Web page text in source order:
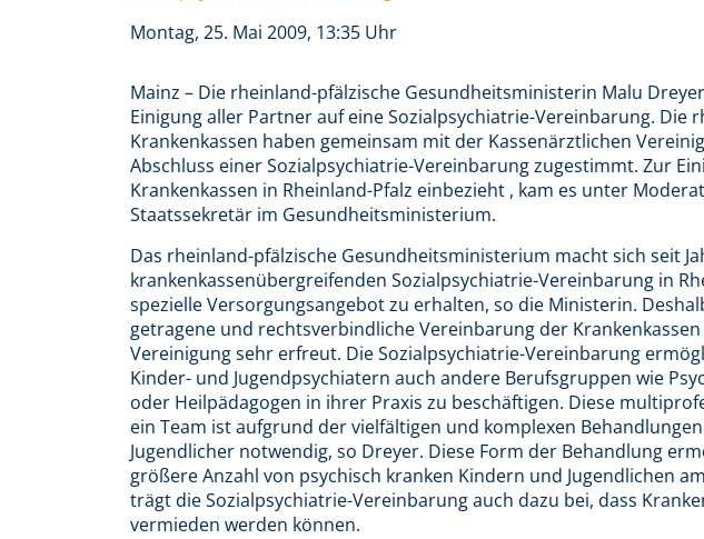
Montag, 25. Mai 2009, 13:35 Uhr
Mainz – Die rheinland-pfälzische Gesundheitsministerin Malu
Einigung aller Partner auf eine Sozialpsychiatrie-Vereinbarung. Die
Krankenkassen haben gemeinsam mit der Kassenärztlichen
Abschluss einer Sozialpsychiatrie-Vereinbarung zugestimmt. Zur
Krankenkassen in Rheinland-Pfalz einbezieht , kam es unter
Staatssekretär im Gesundheitsministerium.
Das rheinland-pfälzische Gesundheitsministerium macht sich seit
krankenkassenübergreifenden Sozialpsychiatrie-Vereinbarung in
spezielle Versorgungsangebot zu erhalten, so die Ministerin.
getragene und rechtsverbindliche Vereinbarung der
Vereinigung sehr erfreut. Die Sozialpsychiatrie-Vereinbarung
Kinder- und Jugendpsychiatern auch andere Berufsgruppen wie
oder Heilpädagogen in ihrer Praxis zu beschäftigen. Diese
ein Team ist aufgrund der vielfältigen und komplexen
Jugendlicher notwendig, so Dreyer. Diese Form der Behandlung
größere Anzahl von psychisch kranken Kindern und Jugendlichen
trägt die Sozialpsychiatrie-Vereinbarung auch dazu bei, dass
vermieden werden können.